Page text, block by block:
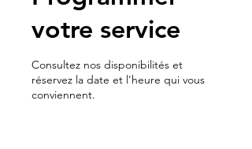
votre service
Consultez nos disponibilités et
réservez la date et l'heure qui vous
conviennent.